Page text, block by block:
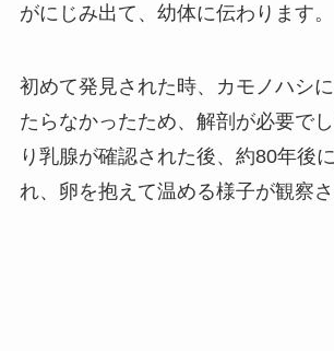
がにじみ出て、幼体に伝わります。
初めて発見された時、カモノハシ
たらなかったため、解剖が必要で
り乳腺が確認された後、約80年後
れ、卵を抱えて温める様子が観察さ